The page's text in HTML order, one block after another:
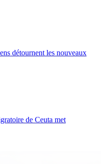
détournent les nouveaux
de Ceuta met